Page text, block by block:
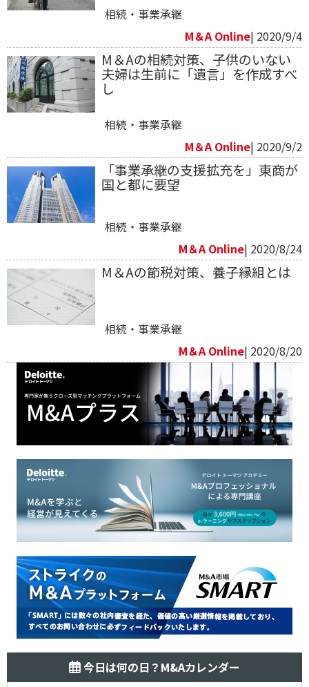
相続・事業承継
M＆A Online| 2020/9/4
M＆Aの相続対策、子供のいない
夫婦は生前に「遺言」を作成すべ
し
相続・事業承継
M＆A Online| 2020/9/2
「事業承継の支援拡充を」東商が
国と都に要望
相続・事業承継
M＆A Online| 2020/8/24
M＆Aの節税対策、養子縁組とは
相続・事業承継
M＆A Online| 2020/8/20
今日は何の日？M&Aカレンダー